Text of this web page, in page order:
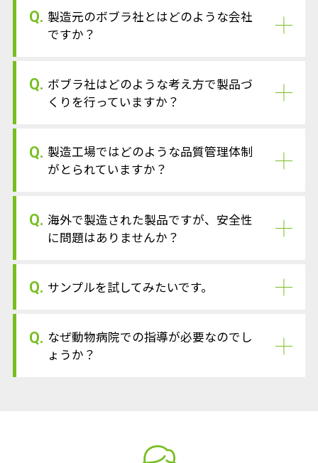
Q. 製造元のボブラ社とはどのような会社
ですか？
Q. ボブラ社はどのような考え方で製品づ
くりを行っていますか？
Q. 製造工場ではどのような品質管理体制
がとられていますか？
Q. 海外で製造された製品ですが、安全性
に問題はありませんか？
Q. サンプルを試してみたいです。
Q. なぜ動物病院での指導が必要なのでし
ょうか？